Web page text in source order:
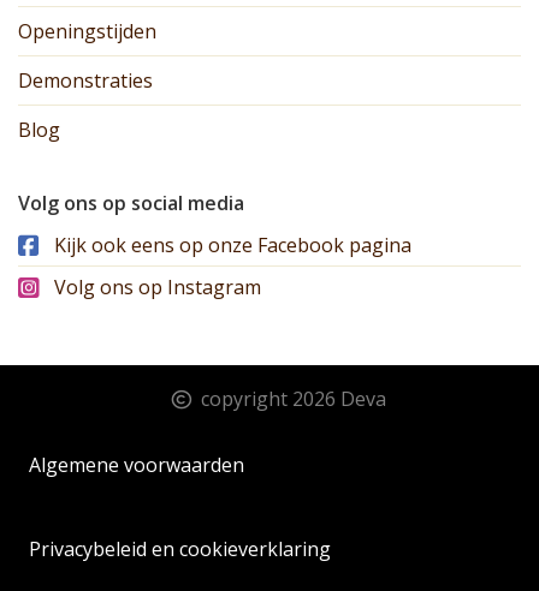
Openingstijden
Demonstraties
Blog
Volg ons op social media
Kijk ook eens op onze Facebook pagina
Volg ons op Instagram
copyright 2026 Deva
Algemene voorwaarden
Privacybeleid en cookieverklaring